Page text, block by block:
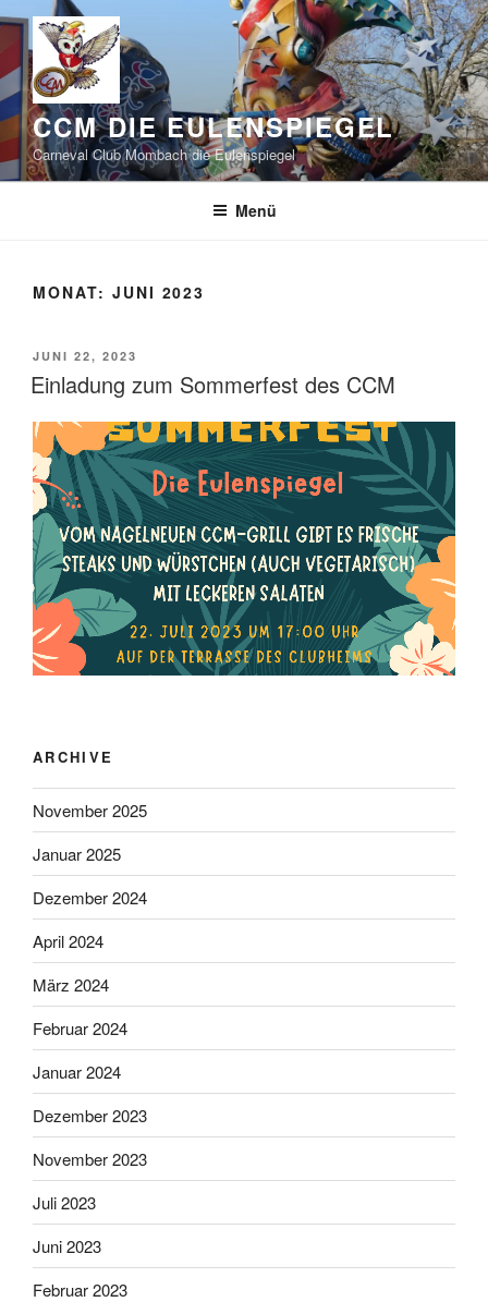
Zum
springen
CCM DIE EULENSPIEGEL
Carneval Club Mombach die Eulenspiegel
Menü
MONAT: JUNI 2023
VERÖFFENTLICHT
AM
JUNI 22, 2023
Einladung zum Sommerfest des CCM
ARCHIVE
November 2025
Januar 2025
Dezember 2024
April 2024
März 2024
Februar 2024
Januar 2024
Dezember 2023
November 2023
Juli 2023
Juni 2023
Februar 2023